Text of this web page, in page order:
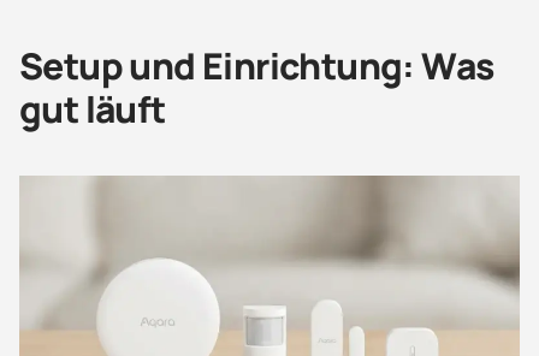
Setup und Einrichtung: Was
gut läuft